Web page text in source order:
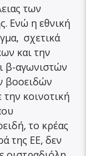
των
Ενώ η εθνική
σχετικά
και την
β-αγωνιστών
βοοειδών
την κοινοτική
το κρέας
της ΕΕ, δεν